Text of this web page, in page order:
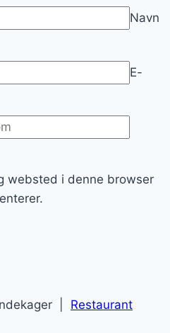
Navn
E-
websted i denne browser
| Restaurant